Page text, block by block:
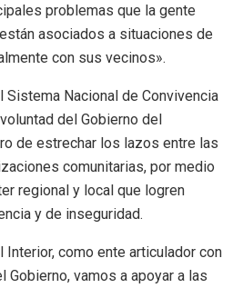
problemas que la gente
asociados a situaciones de
con sus vecinos».
Sistema Nacional de Convivencia
del Gobierno del
de estrechar los lazos entre las
comunitarias, por medio
regional y local que logren
y de inseguridad.
como ente articulador con
vamos a apoyar a las